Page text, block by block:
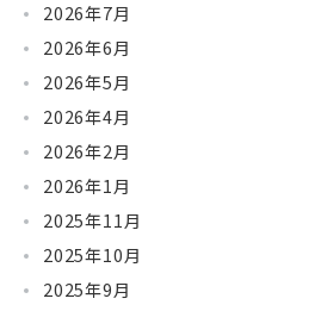
2026年7月
2026年6月
2026年5月
2026年4月
2026年2月
2026年1月
2025年11月
2025年10月
2025年9月